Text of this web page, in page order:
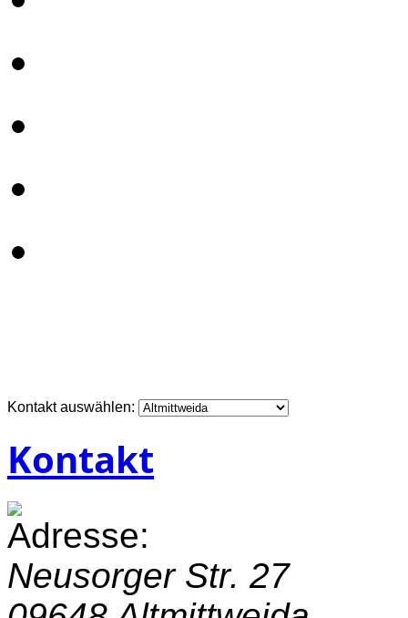
Kontakt auswählen:
Kontakt
Neusorger Str. 27